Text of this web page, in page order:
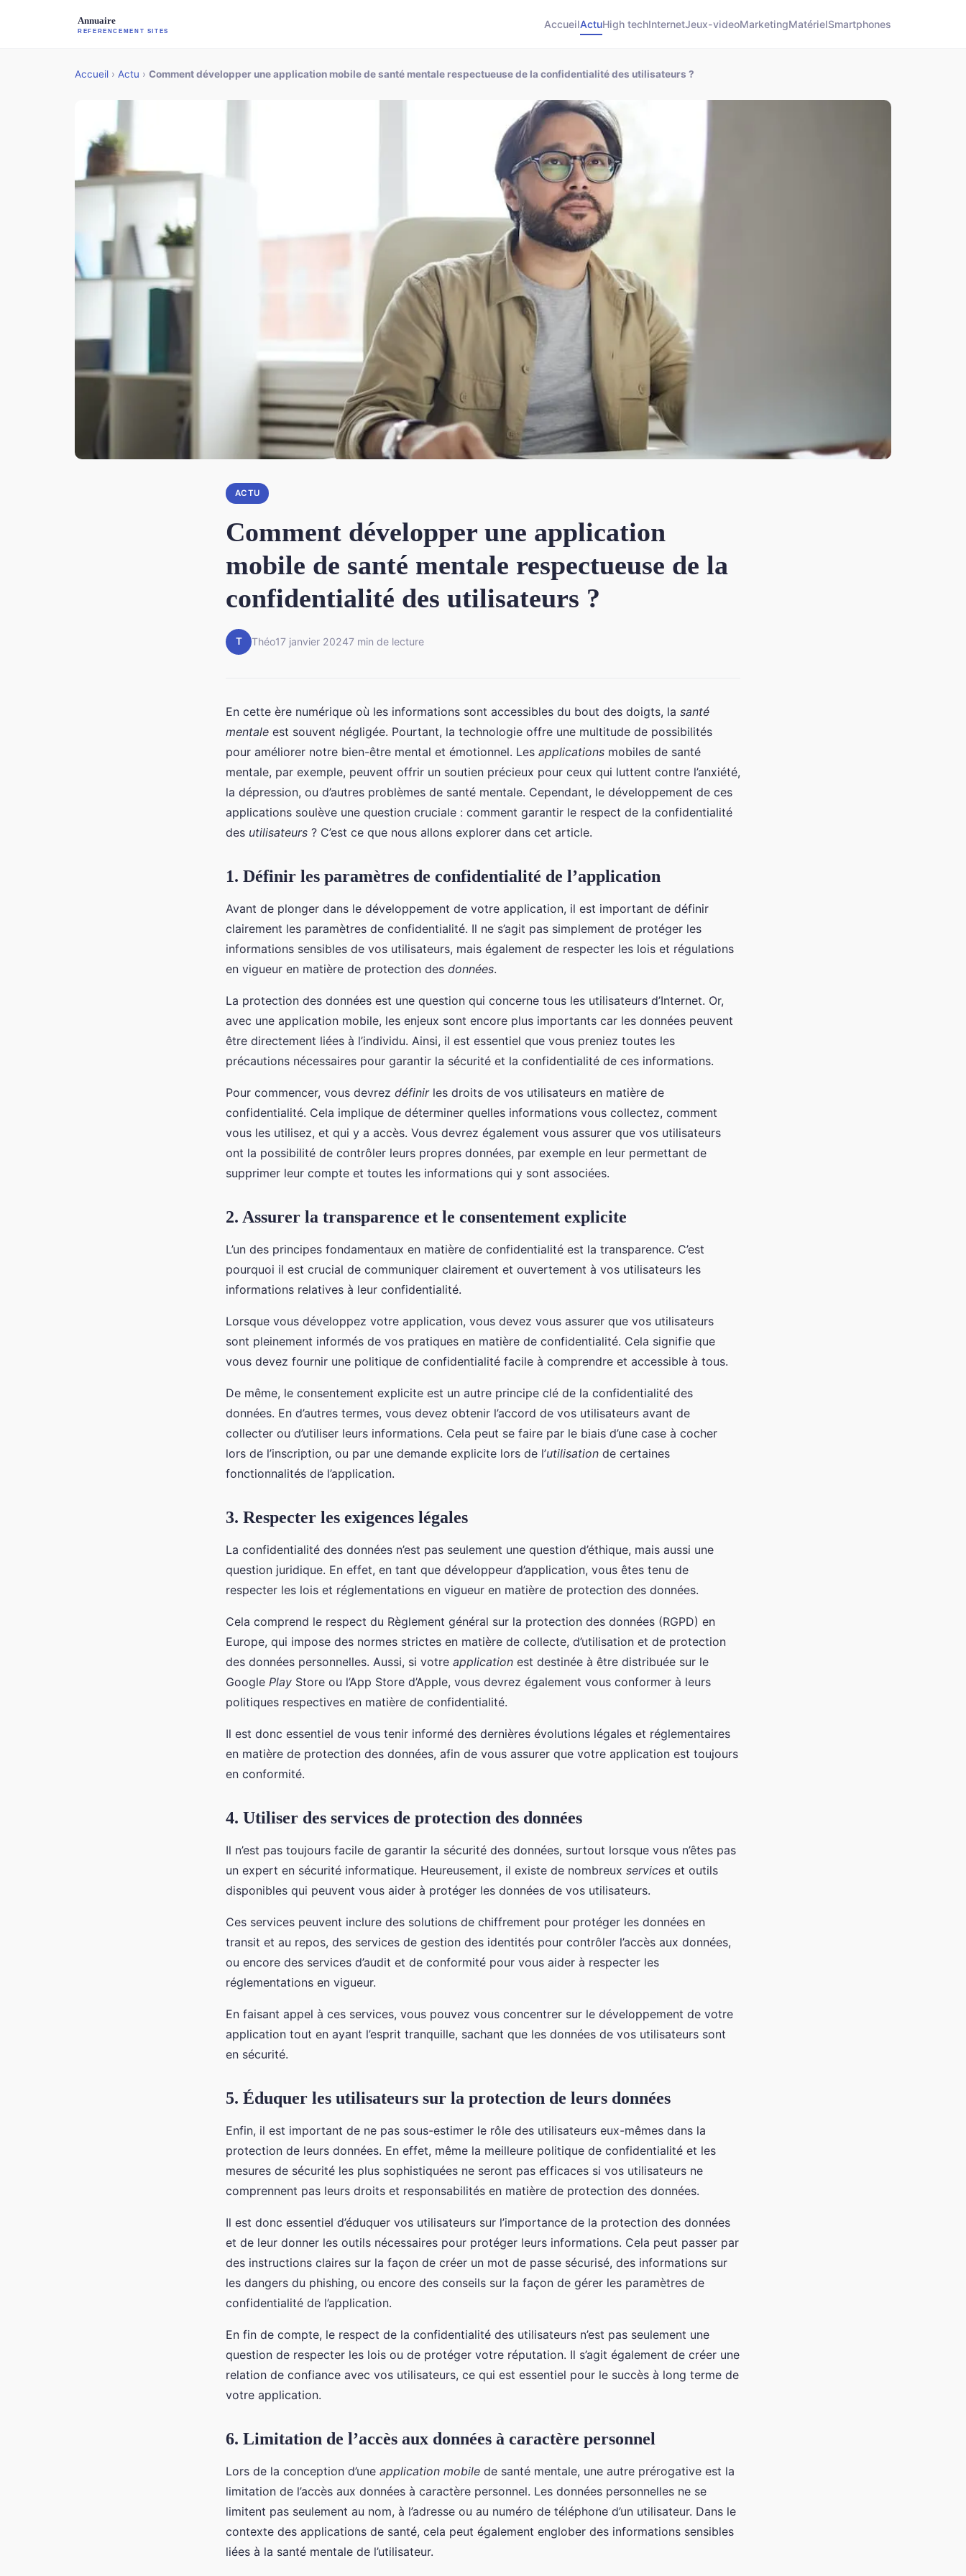
AccueilActuHigh techInternetJeux-videoMarketingMatérielSmartphones
Accueil › Actu › Comment développer une application mobile de santé mentale respectueuse de la confidentialité des utilisateurs ?
ACTU
Comment développer une application
mobile de santé mentale respectueuse de la
confidentialité des utilisateurs ?
T Théo17 janvier 20247 min de lecture
En cette ère numérique où les informations sont accessibles du bout des doigts, la santé
mentale est souvent négligée. Pourtant, la technologie offre une multitude de possibilités
pour améliorer notre bien-être mental et émotionnel. Les applications mobiles de santé
mentale, par exemple, peuvent offrir un soutien précieux pour ceux qui luttent contre l’anxiété,
la dépression, ou d’autres problèmes de santé mentale. Cependant, le développement de ces
applications soulève une question cruciale : comment garantir le respect de la confidentialité
des utilisateurs ? C’est ce que nous allons explorer dans cet article.
1. Définir les paramètres de confidentialité de l’application
Avant de plonger dans le développement de votre application, il est important de définir
clairement les paramètres de confidentialité. Il ne s’agit pas simplement de protéger les
informations sensibles de vos utilisateurs, mais également de respecter les lois et régulations
en vigueur en matière de protection des données.
La protection des données est une question qui concerne tous les utilisateurs d’Internet. Or,
avec une application mobile, les enjeux sont encore plus importants car les données peuvent
être directement liées à l’individu. Ainsi, il est essentiel que vous preniez toutes les
précautions nécessaires pour garantir la sécurité et la confidentialité de ces informations.
Pour commencer, vous devrez définirles droits de vos utilisateurs en matière de
confidentialité. Cela implique de déterminer quelles informations vous collectez, comment
vous les utilisez, et qui y a accès. Vous devrez également vous assurer que vos utilisateurs
ont la possibilité de contrôler leurs propres données, par exemple en leur permettant de
supprimer leur compte et toutes les informations qui y sont associées.
2. Assurer la transparence et le consentement explicite
L’un des principes fondamentaux en matière de confidentialité est la transparence. C’est
pourquoi il est crucial de communiquer clairement et ouvertement à vos utilisateurs les
informations relatives à leur confidentialité.
Lorsque vous développez votre application, vous devez vous assurer que vos utilisateurs
sont pleinement informés de vos pratiques en matière de confidentialité. Cela signifie que
vous devez fournir une politique de confidentialité facile à comprendre et accessible à tous.
De même, le consentement explicite est un autre principe clé de la confidentialité des
données. En d’autres termes, vous devez obtenir l’accord de vos utilisateurs avant de
collecter ou d’utiliser leurs informations. Cela peut se faire par le biais d’une case à cocher
lors de l’inscription, ou par une demande explicite lors de l’utilisation de certaines
fonctionnalités de l’application.
3. Respecter les exigences légales
La confidentialité des données n’est pas seulement une question d’éthique, mais aussi une
question juridique. En effet, en tant que développeur d’application, vous êtes tenu de
respecter les lois et réglementations en vigueur en matière de protection des données.
Cela comprend le respect du Règlement général sur la protection des données (RGPD) en
Europe, qui impose des normes strictes en matière de collecte, d’utilisation et de protection
des données personnelles. Aussi, si votre application est destinée à être distribuée sur le
Google Play Store ou l’App Store d’Apple, vous devrez également vous conformer à leurs
politiques respectives en matière de confidentialité.
Il est donc essentiel de vous tenir informé des dernières évolutions légales et réglementaires
en matière de protection des données, afin de vous assurer que votre application est toujours
en conformité.
4. Utiliser des services de protection des données
Il n’est pas toujours facile de garantir la sécurité des données, surtout lorsque vous n’êtes pas
un expert en sécurité informatique. Heureusement, il existe de nombreux services et outils
disponibles qui peuvent vous aider à protéger les données de vos utilisateurs.
Ces services peuvent inclure des solutions de chiffrement pour protéger les données en
transit et au repos, des services de gestion des identités pour contrôler l’accès aux données,
ou encore des services d’audit et de conformité pour vous aider à respecter les
réglementations en vigueur.
En faisant appel à ces services, vous pouvez vous concentrer sur le développement de votre
application tout en ayant l’esprit tranquille, sachant que les données de vos utilisateurs sont
en sécurité.
5. Éduquer les utilisateurs sur la protection de leurs données
Enfin, il est important de ne pas sous-estimer le rôle des utilisateurs eux-mêmes dans la
protection de leurs données. En effet, même la meilleure politique de confidentialité et les
mesures de sécurité les plus sophistiquées ne seront pas efficaces si vos utilisateurs ne
comprennent pas leurs droits et responsabilités en matière de protection des données.
Il est donc essentiel d’éduquer vos utilisateurs sur l’importance de la protection des données
et de leur donner les outils nécessaires pour protéger leurs informations. Cela peut passer par
des instructions claires sur la façon de créer un mot de passe sécurisé, des informations sur
les dangers du phishing, ou encore des conseils sur la façon de gérer les paramètres de
confidentialité de l’application.
En fin de compte, le respect de la confidentialité des utilisateurs n’est pas seulement une
question de respecter les lois ou de protéger votre réputation. Il s’agit également de créer une
relation de confiance avec vos utilisateurs, ce qui est essentiel pour le succès à long terme de
votre application.
6. Limitation de l’accès aux données à caractère personnel
Lors de la conception d’une application mobile de santé mentale, une autre prérogative est la
limitation de l’accès aux données à caractère personnel. Les données personnelles ne se
limitent pas seulement au nom, à l’adresse ou au numéro de téléphone d’un utilisateur. Dans le
contexte des applications de santé, cela peut également englober des informations sensibles
liées à la santé mentale de l’utilisateur.